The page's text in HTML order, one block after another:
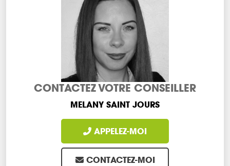
CONTACTEZ VOTRE CONSEILLER
MELANY SAINT JOURS
APPELEZ-MOI
CONTACTEZ-MOI